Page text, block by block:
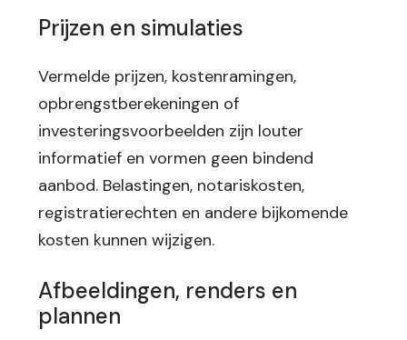
Prijzen en simulaties
Vermelde prijzen, kostenramingen,
opbrengstberekeningen of
investeringsvoorbeelden zijn louter
informatief en vormen geen bindend
aanbod. Belastingen, notariskosten,
registratierechten en andere bijkomende
kosten kunnen wijzigen.
Afbeeldingen, renders en
plannen